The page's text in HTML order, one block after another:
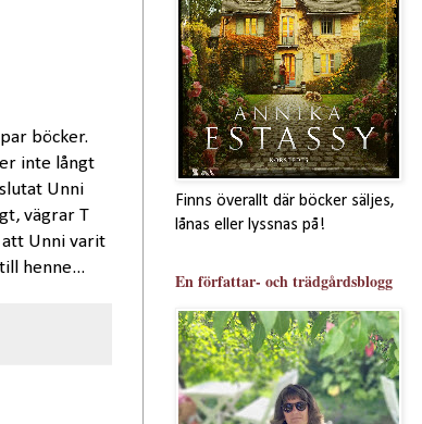
böcker.
inte långt
Unni
vägrar T
att Unni varit
henne...
Finns överallt där böcker säljes,
lånas eller lyssnas på!
En författar- och trädgårdsblogg